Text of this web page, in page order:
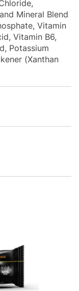
Mineral Blend
Vitamin
Vitamin B6,
Potassium
(Xanthan